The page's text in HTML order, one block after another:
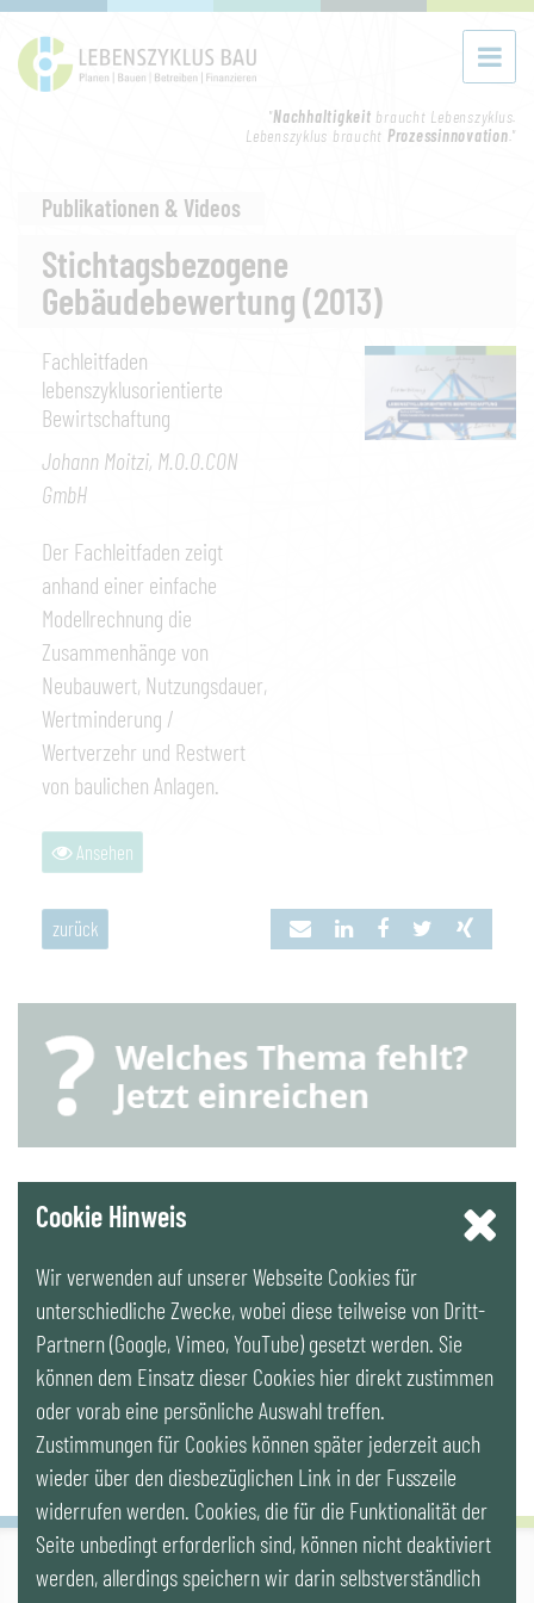
"Nachhaltigkeit braucht Lebenszyklus.
Lebenszyklus braucht Prozessinnovation."
Publikationen & Videos
Stichtagsbezogene
Gebäudebewertung (2013)
Fachleitfaden
lebenszyklusorientierte
Bewirtschaftung
Johann Moitzi, M.O.O.CON
GmbH
Der Fachleitfaden zeigt
anhand einer einfache
Modellrechnung die
Zusammenhänge von
Neubauwert, Nutzungsdauer,
Wertminderung /
Wertverzehr und Restwert
von baulichen Anlagen.
Ansehen
zurück
YouTube
LinkedIn
Newsletter
IG LEBENSZYKLUS BAU
Cookie Hinweis
Wir verwenden auf unserer Webseite Cookies für
unterschiedliche Zwecke, wobei diese teilweise von Dritt-
Partnern (Google, Vimeo, YouTube) gesetzt werden. Sie
können dem Einsatz dieser Cookies hier direkt zustimmen
oder vorab eine persönliche Auswahl treffen.
Zustimmungen für Cookies können später jederzeit auch
wieder über den diesbezüglichen Link in der Fusszeile
widerrufen werden. Cookies, die für die Funktionalität der
Seite unbedingt erforderlich sind, können nicht deaktiviert
werden, allerdings speichern wir darin selbstverständlich